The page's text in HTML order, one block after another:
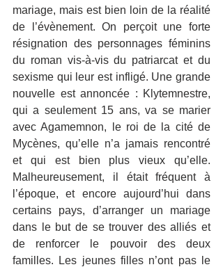
mariage, mais est bien loin de la réalité
de l’évènement. On perçoit une forte
résignation des personnages féminins
du roman vis-à-vis du patriarcat et du
sexisme qui leur est infligé. Une grande
nouvelle est annoncée : Klytemnestre,
qui a seulement 15 ans, va se marier
avec Agamemnon, le roi de la cité de
Mycènes, qu’elle n’a jamais rencontré
et qui est bien plus vieux qu’elle.
Malheureusement, il était fréquent à
l’époque, et encore aujourd’hui dans
certains pays, d’arranger un mariage
dans le but de se trouver des alliés et
de renforcer le pouvoir des deux
familles. Les jeunes filles n’ont pas le